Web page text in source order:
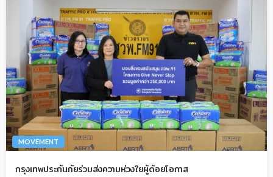
MOVEMENT
กรุงเทพประกันภัยร่วมส่งความห่วงใยผู้ด้อยโอกาส